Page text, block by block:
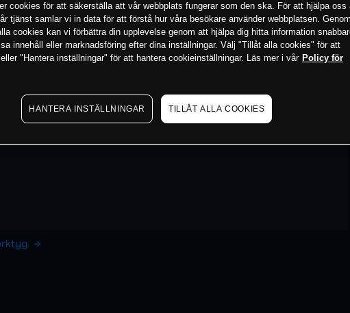
cookies för att säkerställa att vår webbplats fungerar som den ska. För att hjälpa oss
tjänst samlar vi in data för att förstå hur våra besökare använder webbplatsen. Genom
cookies kan vi förbättra din upplevelse genom att hjälpa dig hitta information
innehåll eller marknadsföring efter dina inställningar. Välj "Tillåt alla cookies" för att
"Hantera inställningar" för att hantera cookieinställningar. Läs mer i vår Policy för
HANTERA INSTÄLLNINGAR TILLÅT ALLA COOKIES